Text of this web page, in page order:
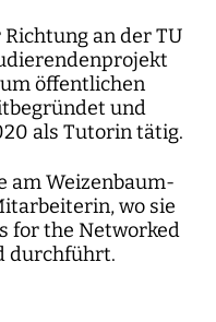
an der TU
öffentlichen
und
als Tutorin tätig.
am Weizenbaum-
wo sie
for the Networked
durchführt.